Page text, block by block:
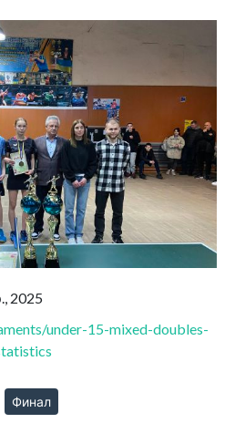
2025
under-15-mixed-doubles-
Финал